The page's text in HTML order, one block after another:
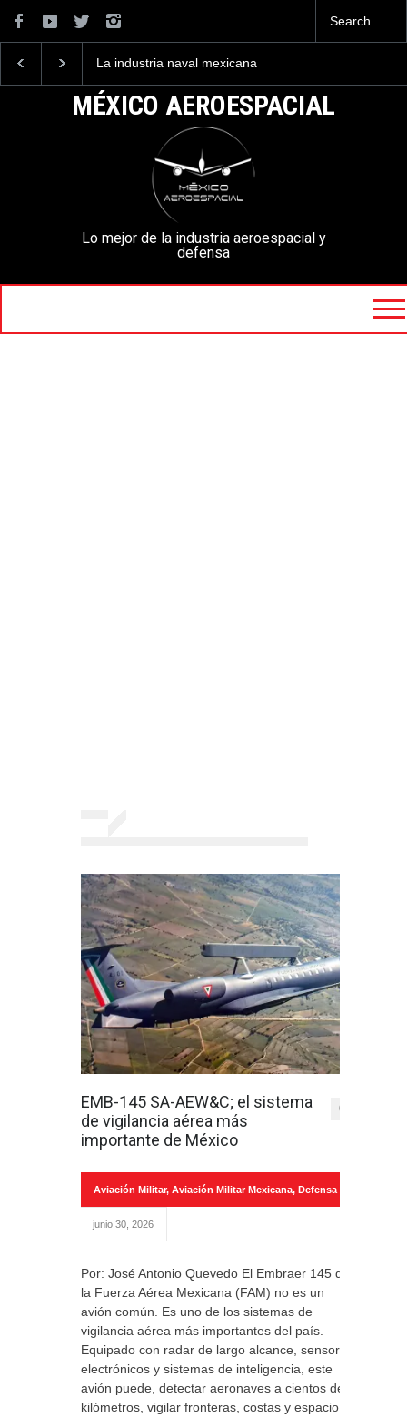
La industria naval mexicana
la Armada de México
mexicanos cuesta 2.9
millones de dólares
MÉXICO AEROESPACIAL
Lo mejor de la industria aeroespacial y
defensa
EMB-145 SA-AEW&C; el sistema
de vigilancia aérea más
importante de México
0
Aviación Militar, Aviación Militar Mexicana, Defensa
junio 30, 2026
Por: José Antonio Quevedo El Embraer 145 de
la Fuerza Aérea Mexicana (FAM) no es un
avión común. Es uno de los sistemas de
vigilancia aérea más importantes del país.
Equipado con radar de largo alcance, sensores
electrónicos y sistemas de inteligencia, este
avión puede, detectar aeronaves a cientos de
kilómetros, vigilar fronteras, costas y espacio